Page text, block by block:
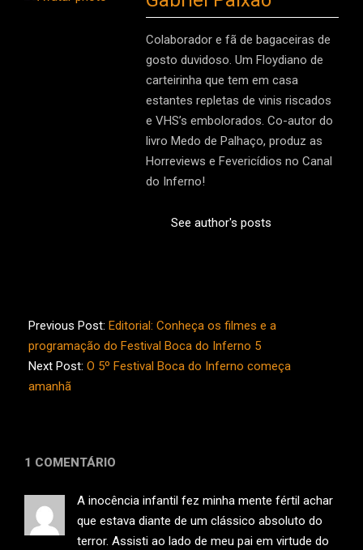
Colaborador e fã de bagaceiras de
gosto duvidoso. Um Floydiano de
carteirinha que tem em casa
estantes repletas de vinis riscados
e VHS’s embolorados. Co-autor do
livro Medo de Palhaço, produz as
Horreviews e Fevericídios no Canal
do Inferno!
See author's posts
11-
16
Previous Post: Editorial: Conheça os filmes e a
programação do Festival Boca do Inferno 5
Next Post: O 5º Festival Boca do Inferno começa
amanhã
1 COMENTÁRIO
A inocência infantil fez minha mente fértil achar
que estava diante de um clássico absoluto do
terror. Assisti ao lado de meu pai em virtude do